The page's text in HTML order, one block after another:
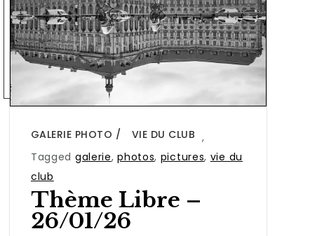
GALERIE PHOTO ,
VIE DU CLUB
Tagged galerie,photos, pictures, vie du
club
Thème Libre –
26/01/26